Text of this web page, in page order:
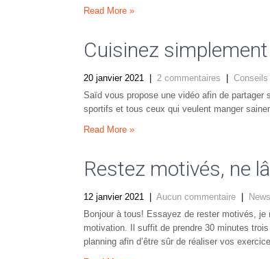
Read More »
Cuisinez
20 janvier 2021 2 commentaires
Conseils
Saïd vous propose une vidéo afin de
sportifs et tous ceux qui veulent manger
Read More »
Restez motivés, ne
12 janvier 2021 Aucun commentaire
Bonjour à tous! Essayez de rester motivés, je
motivation. Il suffit de prendre 30 minutes
planning afin d’être sûr de réaliser vos